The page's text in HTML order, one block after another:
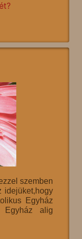
szemben
idejüket,hogy
Egyház
Egyház alig